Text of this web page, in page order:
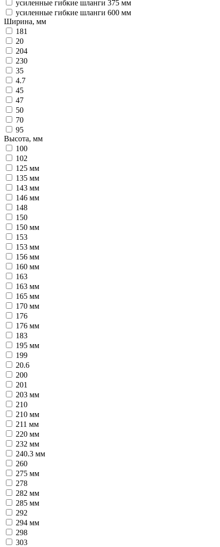
усиленные гибкие шланги 375 мм
усиленные гибкие шланги 600 мм
Ширина, мм
181
20
204
230
35
4.7
45
47
50
70
95
Высота, мм
100
102
125 мм
135 мм
143 мм
146 мм
148
150
150 мм
153
153 мм
156 мм
160 мм
163
163 мм
165 мм
170 мм
176
176 мм
183
195 мм
199
20.6
200
201
203 мм
210
210 мм
211 мм
220 мм
232 мм
240.3 мм
260
275 мм
278
282 мм
285 мм
292
294 мм
298
303